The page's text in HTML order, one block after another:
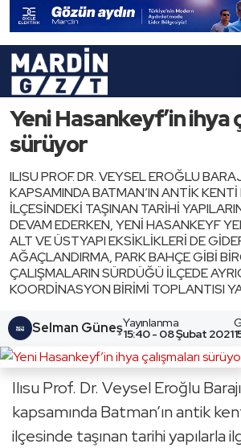
Yeni Hasankeyf’in ihya
sürüyor
ILISU PROF. DR. VEYSEL EROĞLU
KAPSAMINDA BATMAN’IN ANTİK
İLÇESİNDEKİ TAŞINAN TARİHİ
DEVAM EDERKEN, YENİ HASANKEYF
ALT VE ÜSTYAPI EKSİKLİKLERİ DE
AĞAÇLANDIRMA, PARK BAHÇE GİBİ
ÇALIŞMALARIN SÜRDÜĞÜ İLÇEDE
KOORDİNASYON BİRİMİ TOPLANTISI
Selman GüneşYayınlanma
15:40 - 08 Şubat 2021
Ilısu Prof. Dr. Veysel Eroğlu
kapsamında Batman’ın antik
ilçesinde taşınan tarihi yapılarla